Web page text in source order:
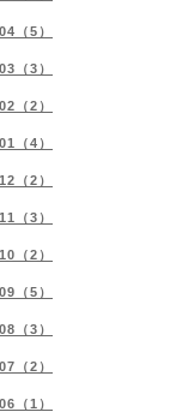
（5）
（3）
（2）
（4）
（2）
（3）
（2）
（5）
（3）
（2）
（1）